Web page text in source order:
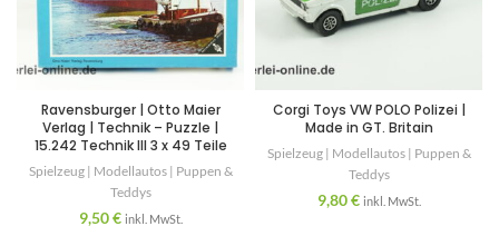
Ravensburger | Otto Maier
Verlag | Technik – Puzzle |
15.242 Technik III 3 x 49 Teile
Spielzeug | Modellautos | Puppen &
Teddys
9,50€ inkl. MwSt.
Corgi Toys VW POLO Polizei |
Made in GT. Britain
Spielzeug | Modellautos | Puppen &
Teddys
9,80€ inkl. MwSt.